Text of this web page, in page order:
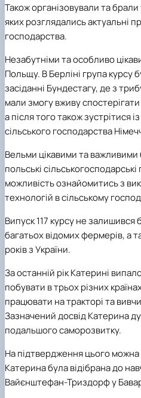
Також організовували та
яких розглядались актуальні
господарства.
Незабутніми та особливо
Польщу. В Берліні група курсу
засіданні Бундестагу, де з
мали змогу вживу
а після того також зустрітися
сільського господарства
Вельми цікавими та важливими
польські
можливість ознайомитись з
технологій в сільському
Випуск 117 курсу не залишився
багатьох відомих фермерів, а
років з України.
За останній рік Катерині
побувати в трьох різних
працювати на тракторі та
Зазначений досвід Катерина
подальшого саморозвитку.
На підтвердження цього
Катерина була відібрана до
Вайєнштефан-Триздорф у